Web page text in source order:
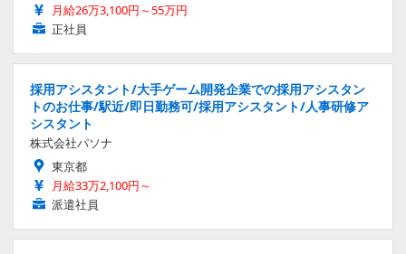
月給26万3,100円～55万円
正社員
採用アシスタント/大手ゲーム開発企業での採用アシスタン
トのお仕事/駅近/即日勤務可/採用アシスタント/人事研修ア
シスタント
株式会社パソナ
東京都
月給33万2,100円～
派遣社員